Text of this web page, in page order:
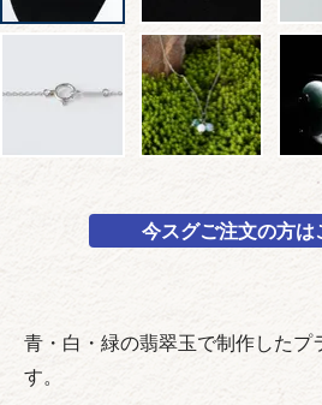
今スグご注文の方
青・白・緑の翡翠玉で制作したプ
す。